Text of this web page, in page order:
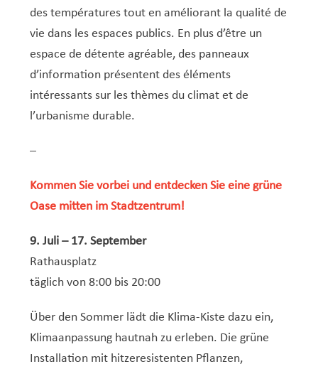
Musée municipal
Service national de la jeunesse (SNJ) – Antenne
Service écologique – Maison verte
Subsides et aides en matière d’environnement
Vélo
Zones 20 & 30
Réserve naturelle Haard
Sentier narratif (Lauschterwee)
Urban Garden NeiSchmelz
Vergers publics
Service logement
Pacte Logement 2.0
PAG (Plan d’Aménagement Général)
PAP QE (Plan d’Aménagement Particulier « Quartiers
PAP NQ en cours de procédure
PAG
PAP QE
Projet NeiSchmelz
Shared space
des températures tout en améliorant la qualité de
vie dans les espaces publics. En plus d’être un
espace de détente agréable, des panneaux
d’information présentent des éléments
intéressants sur les thèmes du climat et de
l’urbanisme durable.
–
Kommen Sie vorbei und entdecken Sie eine grüne
Oase mitten im Stadtzentrum!
9. Juli – 17. September
Rathausplatz
täglich von 8:00 bis 20:00
Über den Sommer lädt die Klima-Kiste dazu ein,
Klimaanpassung hautnah zu erleben. Die grüne
Installation mit hitzeresistenten Pflanzen,